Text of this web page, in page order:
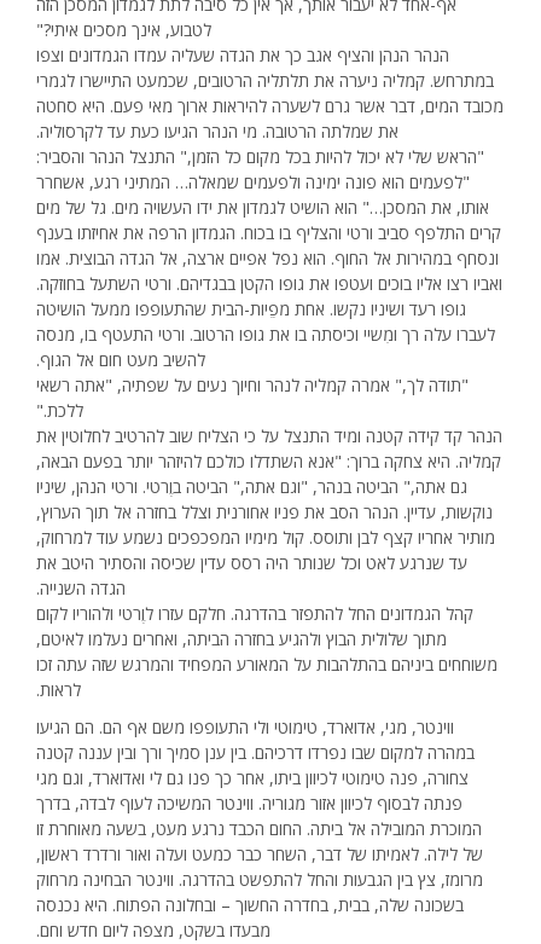
לטבוע, אינך מסכים איתי?"
הנהר הנהן והציף אגב כך את הגדה שעליה עמדו הגמדונים וצפו
במתרחש. קמליה ניערה את תלתליה הרטובים, שכמעט התיישרו לגמרי
מכובד המים, דבר אשר גרם לשערה להיראות ארוך מאי פעם. היא סחטה
את שמלתה הרטובה. מי הנהר הגיעו כעת עד לקרסוליה.
"הראש שלי לא יכול להיות בכל מקום כל הזמן," התנצל הנהר והסביר:
"לפעמים הוא פונה ימינה ולפעמים שמאלה… המתיני רגע, אשחרר
אותו, את המסכן…" הוא הושיט לגמדון את ידו העשויה מים. גל של מים
קרים התלפף סביב ורטי והצליף בו בכוח. הגמדון הרפה את אחיזתו בענף
ונסחף במהירות אל החוף. הוא נפל אפיים ארצה, אל הגדה הבוצית. אמו
ואביו רצו אליו בוכים ועטפו את גופו הקטן בבגדיהם. ורטי השתעל בחוזקה.
גופו רעד ושיניו נקשו. אחת מפֵיות-הבית שהתעופפו ממעל הושיטה
לעברו עלה רך ומִשיי וכיסתה בו את גופו הרטוב. ורטי התעטף בו, מנסה
להשיב מעט חום אל הגוף.
"תודה לך," אמרה קמליה לנהר וחיוך נעים על שפתיה, "אתה רשאי
ללכת."
הנהר קד קידה קטנה ומיד התנצל על כי הצליח שוב להרטיב לחלוטין את
קמליה. היא צחקה ברוך: "אנא השתדלו כולכם להיזהר יותר בפעם הבאה,
גם אתה," הביטה בנהר, "וגם אתה," הביטה בוֶרטי. ורטי הנהן, שיניו
נוקשות, עדיין. הנהר הסב את פניו אחורנית וצלל בחזרה אל תוך הערוץ,
מותיר אחריו קצף לבן ותוסס. קול מימיו המפכפכים נשמע עוד למרחוק,
עד שנרגע לאט וכל שנותר היה רסס עדין שכיסה והסתיר היטב את
הגדה השנייה.
קהל הגמדונים החל להתפזר בהדרגה. חלקם עזרו לוֶרטי ולהוריו לקום
מתוך שלולית הבוץ ולהגיע בחזרה הביתה, ואחרים נעלמו לאיטם,
משוחחים ביניהם בהתלהבות על המאורע המפחיד והמרגש שזה עתה זכו
לראות.
ווינטר, מגי, אדוארד, טימוטי ולי התעופפו משם אף הם. הם הגיעו
במהרה למקום שבו נפרדו דרכיהם. בין ענן סמיך ורך ובין עננה קטנה
צחורה, פנה טימוטי לכיוון ביתו, אחר כך פנו גם לי ואדוארד, וגם מגי
פנתה לבסוף לכיוון אזור מגוריה. ווינטר המשיכה לעוף לבדה, בדרך
המוכרת המובילה אל ביתה. החום הכבד נרגע מעט, בשעה מאוחרת זו
של לילה. לאמיתו של דבר, השחר כבר כמעט ועלה ואור ורדרד ראשון,
מרומז, צץ בין הגבעות והחל להתפשט בהדרגה. ווינטר הבחינה מרחוק
בשכונה שלה, בבית, בחדרה החשוך – ובחלונה הפתוח. היא נכנסה
מבעדו בשקט, מצפה ליום חדש וחם.